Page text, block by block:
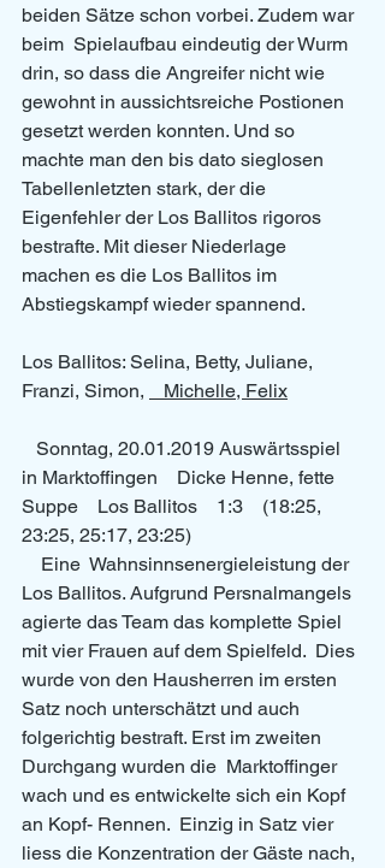
beiden Sätze schon vorbei. Zudem war
beim  Spielaufbau eindeutig der Wurm
drin, so dass die Angreifer nicht wie
gewohnt in aussichtsreiche Postionen
gesetzt werden konnten. Und so
machte man den bis dato sieglosen
Tabellenletzten stark, der die
Eigenfehler der Los Ballitos rigoros
bestrafte. Mit dieser Niederlage
machen es die Los Ballitos im
Abstiegskampf wieder spannend.
Los Ballitos: Selina, Betty, Juliane,
Franzi, Simon,
   Michelle, Felix
in Marktoffingen    Dicke Henne, fette
Suppe    Los Ballitos    1:3    (18:25,
23:25, 25:17, 23:25)
Los Ballitos. Aufgrund Persnalmangels
agierte das Team das komplette Spiel
mit vier Frauen auf dem Spielfeld.  Dies
wurde von den Hausherren im ersten
Satz noch unterschätzt und auch
folgerichtig bestraft. Erst im zweiten
Durchgang wurden die  Marktoffinger
wach und es entwickelte sich ein Kopf
an Kopf- Rennen.  Einzig in Satz vier
liess die Konzentration der Gäste nach,